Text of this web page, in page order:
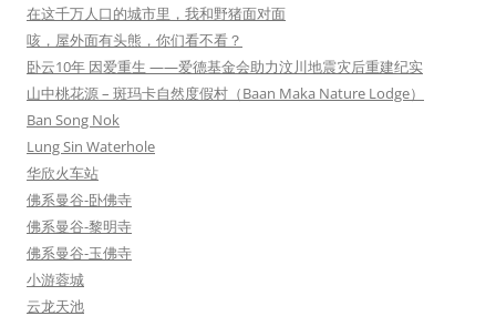
在这千万人口的城市里，我和野猪面对面
咳，屋外面有头熊，你们看不看？
卧云10年 因爱重生 ——爱德基金会助力汶川地震灾后重建纪实
山中桃花源 – 斑玛卡自然度假村（Baan Maka Nature Lodge）
Ban Song Nok
Lung Sin Waterhole
华欣火车站
佛系曼谷-卧佛寺
佛系曼谷-黎明寺
佛系曼谷-玉佛寺
小游蓉城
云龙天池